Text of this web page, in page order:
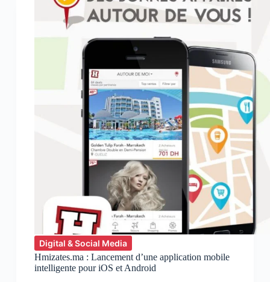
Digital & Social Media
Hmizates.ma : Lancement d’une application mobile
intelligente pour iOS et Android